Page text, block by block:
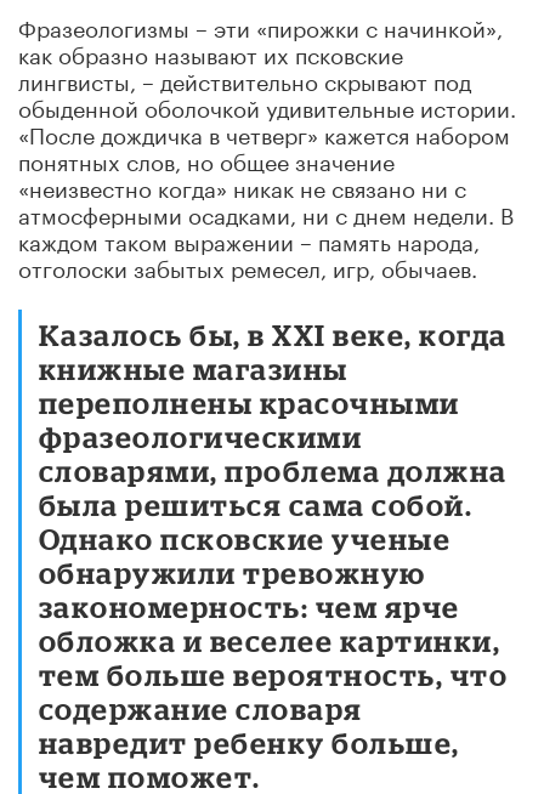
Фразеологизмы – эти «пирожки с начинкой»,
как образно называют их псковские
лингвисты, – действительно скрывают под
обыденной оболочкой удивительные истории.
«После дождичка в четверг» кажется набором
понятных слов, но общее значение
«неизвестно когда» никак не связано ни с
атмосферными осадками, ни с днем недели. В
каждом таком выражении – память народа,
отголоски забытых ремесел, игр, обычаев.
Казалось бы, в XXI веке, когда
книжные магазины
переполнены красочными
фразеологическими
словарями, проблема должна
была решиться сама собой.
Однако псковские ученые
обнаружили тревожную
закономерность: чем ярче
обложка и веселее картинки,
тем больше вероятность, что
содержание словаря
навредит ребенку больше,
чем поможет.